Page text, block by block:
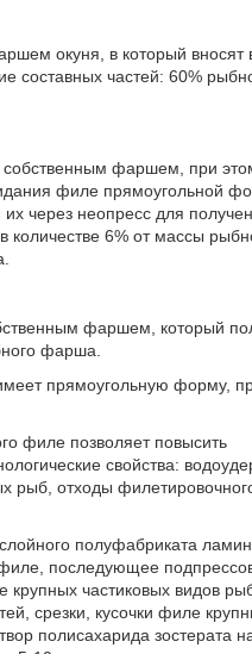
окуня, в который вносят
составных частей: 60%
собственным фаршем, при
филе прямоугольной
их через неопресс для
количестве 6% от массы
фаршем, который
фарша.
прямоугольную форму,
филе позволяет повысить
свойства:
рыб, отходы
полуфабриката
последующее
частиковых видов
срезки, кусочки филе
полисахарида зостерата